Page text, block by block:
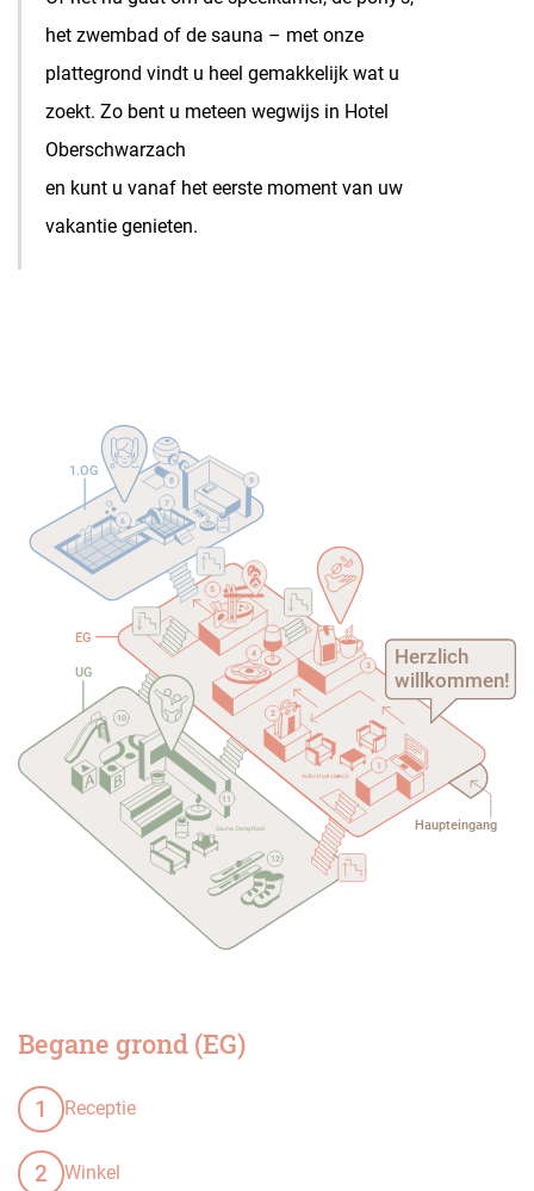
Vragen & Boeken
het zwembad of de sauna – met onze
plattegrond vindt u heel gemakkelijk wat u
zoekt. Zo bent u meteen wegwijs in Hotel
Oberschwarzach
en kunt u vanaf het eerste moment van uw
vakantie genieten.
Herzlich
willkommen!
Haupteingang
1.OG
UG
EG
Aufenthaltsbe
reich
1
2
3
4
5
6
7
8 9
10
11
12
Sauna, Dampfbad
Begane grond (EG)
1 Receptie
2 Winkel